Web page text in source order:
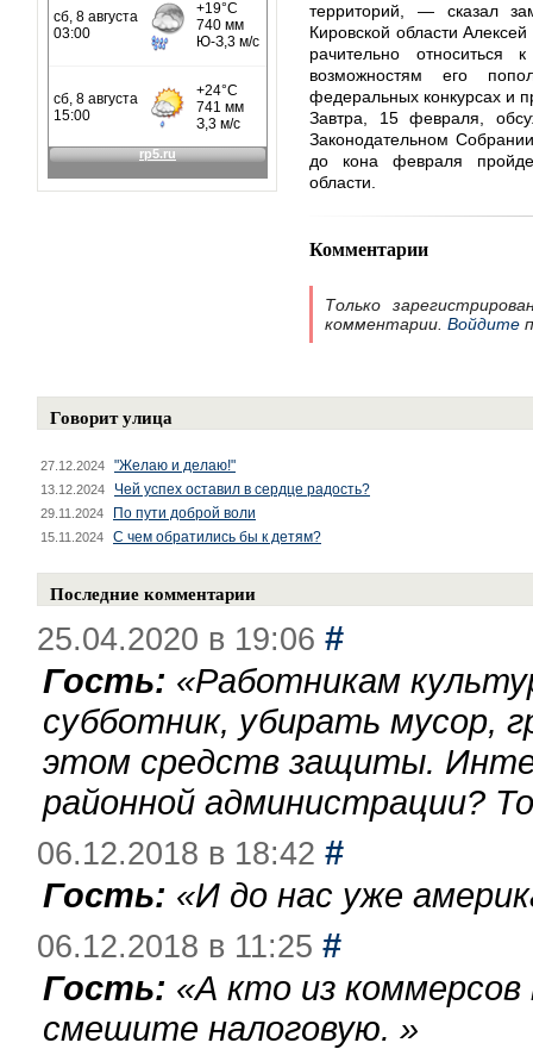
территорий, — сказал
Кировской области
рачительно
возможностям его
федеральных конкурсах и
Завтра, 15 февраля,
Законодательном
до кона февраля
области.
Комментарии
Только
комментарии. Войдите
Говорит улица
27.12.2024 "Желаю и делаю!"
13.12.2024 Чей успех оставил в сердце радость?
29.11.2024 По пути доброй воли
15.11.2024 С чем обратились бы к детям?
Последние комментарии
25.04.2020 в 19:06 #
Гость: «Работникам
субботник, убирать мусор,
этом средств защиты.
районной администрации?
06.12.2018 в 18:42 #
Гость: «И до нас уже
06.12.2018 в 11:25 #
Гость: «А кто из
смешите налоговую. »